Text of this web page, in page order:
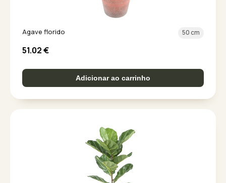
Agave florido 50 cm
51.02€
Adicionar ao carrinho